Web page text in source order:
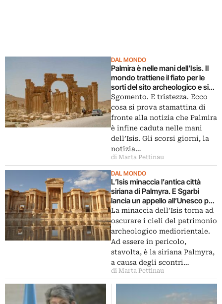
DAL MONDO
Palmira è nelle mani dell’Isis. Il
mondo trattiene il fiato per le
sorti del sito archeologico e si
chiede se e come l’Unesco agirà
Sgomento. E tristezza. Ecco
cosa si prova stamattina di
fronte alla notizia che Palmira
è infine caduta nelle mani
dell’Isis. Gli scorsi giorni, la
notizia…
di Marta Pettinau
DAL MONDO
L’Isis minaccia l’antica città
siriana di Palmyra. E Sgarbi
lancia un appello all’Unesco per
dispiegare l’esercito a tutela dei
siti archeologici in Medio
Oriente
La minaccia dell’Isis torna ad
oscurare i cieli del patrimonio
archeologico mediorientale.
Ad essere in pericolo,
stavolta, è la siriana Palmyra,
a causa degli scontri…
di Marta Pettinau